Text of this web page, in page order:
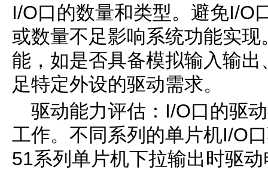
I/O口的数量和类型。避免I/O
或数量不足影响系统功能实
能，如是否具备模拟输入输
足特定外设的驱动需求。
驱动能力评估：I/O口的驱
工作。不同系列的单片机I/O
51系列单片机下拉输出时驱